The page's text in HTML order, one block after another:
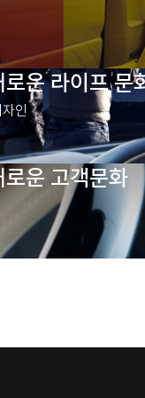
운 라이프 문
인
운 고객문화